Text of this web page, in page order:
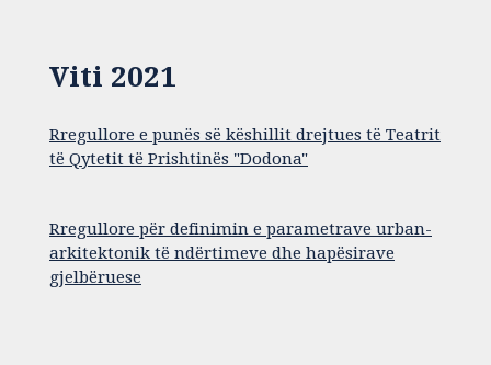
Viti 2021
Rregullore e punës së këshillit drejtues të Teatrit
të Qytetit të Prishtinës "Dodona"
Rregullore për definimin e parametrave urban-
arkitektonik të ndërtimeve dhe hapësirave
gjelbëruese